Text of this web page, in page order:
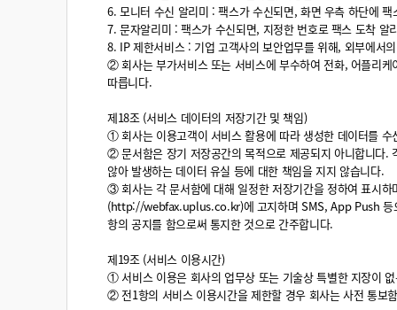
6. 모니터 수신 알리미 : 팩스가 수신되면, 화면 우측 하단에 팩
7. 문자알리미 : 팩스가 수신되면, 지정한 번호로 팩스 도착 알
8. IP 제한서비스 : 기업 고객사의 보안업무를 위해, 외부에서
② 회사는 부가서비스 또는 서비스에 부수하여 전화, 어플리
따릅니다.
제18조 (서비스 데이터의 저장기간 및 책임)
① 회사는 이용고객이 서비스 활용에 따라 생성한 데이터를
② 문서함은 장기 저장공간의 목적으로 제공되지 아니합니다.
않아 발생하는 데이터 유실 등에 대한 책임을 지지 않습니다.
③ 회사는 각 문서함에 대해 일정한 저장기간을 정하여 표시
(http://webfax.uplus.co.kr)에 고지하며 SMS, App Push 등
항의 공지를 함으로써 통지한 것으로 간주합니다.
제19조 (서비스 이용시간)
① 서비스 이용은 회사의 업무상 또는 기술상 특별한 지장이
② 전1항의 서비스 이용시간을 제한할 경우 회사는 사전 통보